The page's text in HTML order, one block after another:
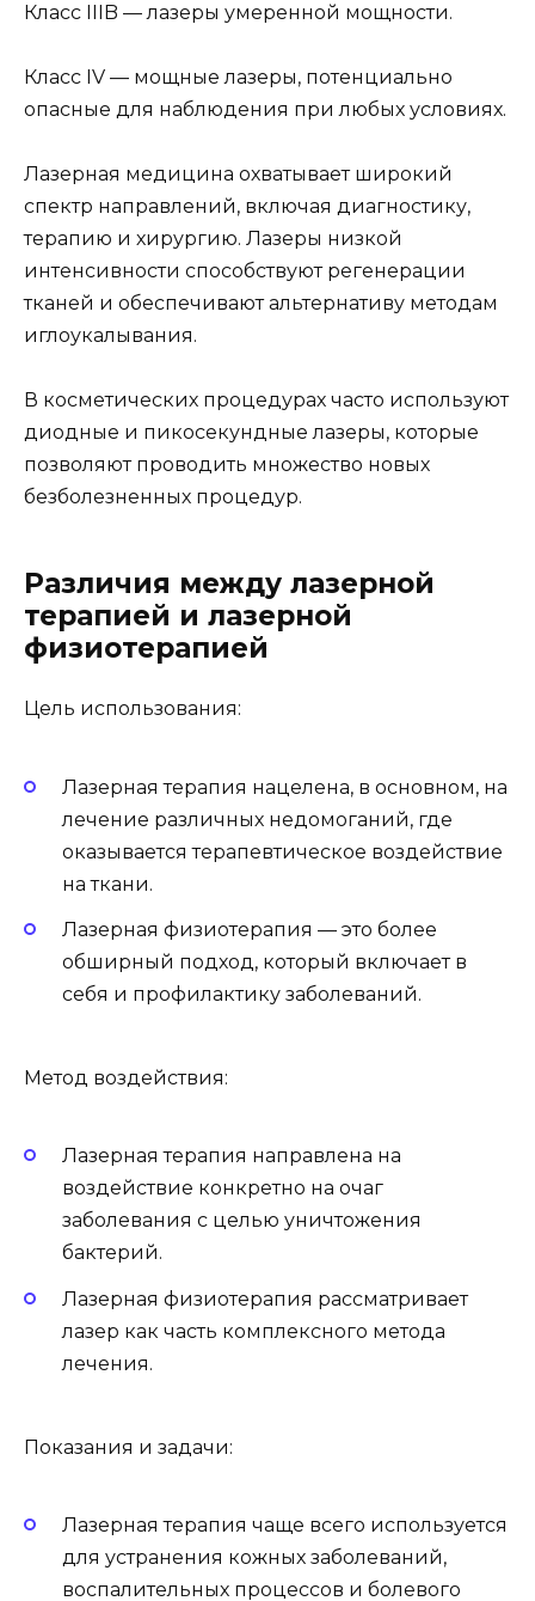
Класс IIIB — лазеры умеренной мощности.
Класс IV — мощные лазеры, потенциально
опасные для наблюдения при любых условиях.
Лазерная медицина охватывает широкий
спектр направлений, включая диагностику,
терапию и хирургию. Лазеры низкой
интенсивности способствуют регенерации
тканей и обеспечивают альтернативу методам
иглоукалывания.
В косметических процедурах часто используют
диодные и пикосекундные лазеры, которые
позволяют проводить множество новых
безболезненных процедур.
Различия между лазерной
терапией и лазерной
физиотерапией
Цель использования:
Лазерная терапия нацелена, в основном, на
лечение различных недомоганий, где
оказывается терапевтическое воздействие
на ткани.
Лазерная физиотерапия — это более
обширный подход, который включает в
себя и профилактику заболеваний.
Метод воздействия:
Лазерная терапия направлена на
воздействие конкретно на очаг
заболевания с целью уничтожения
бактерий.
Лазерная физиотерапия рассматривает
лазер как часть комплексного метода
лечения.
Показания и задачи:
Лазерная терапия чаще всего используется
для устранения кожных заболеваний,
воспалительных процессов и болевого